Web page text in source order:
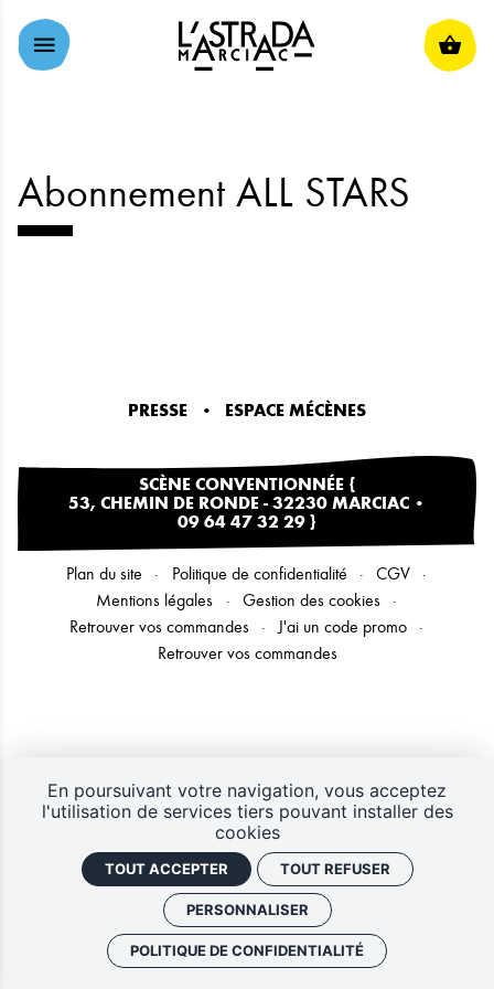
ALLER AU CONTENU PRINCIPAL
Abonnement ALL STARS
PRESSE ESPACE MÉCÈNES
SCÈNE CONVENTIONNÉE {
53, CHEMIN DE RONDE - 32230 MARCIAC •
09 64 47 32 29 }
Plan du site Politique de confidentialité
CGV
Mentions légales
Gestion des cookies
Retrouver vos commandes
J'ai un code promo
Retrouver vos commandes
En poursuivant votre navigation, vous acceptez
l'utilisation de services tiers pouvant installer des
cookies
TOUT ACCEPTER TOUT REFUSER
PERSONNALISER
POLITIQUE DE CONFIDENTIALITÉ